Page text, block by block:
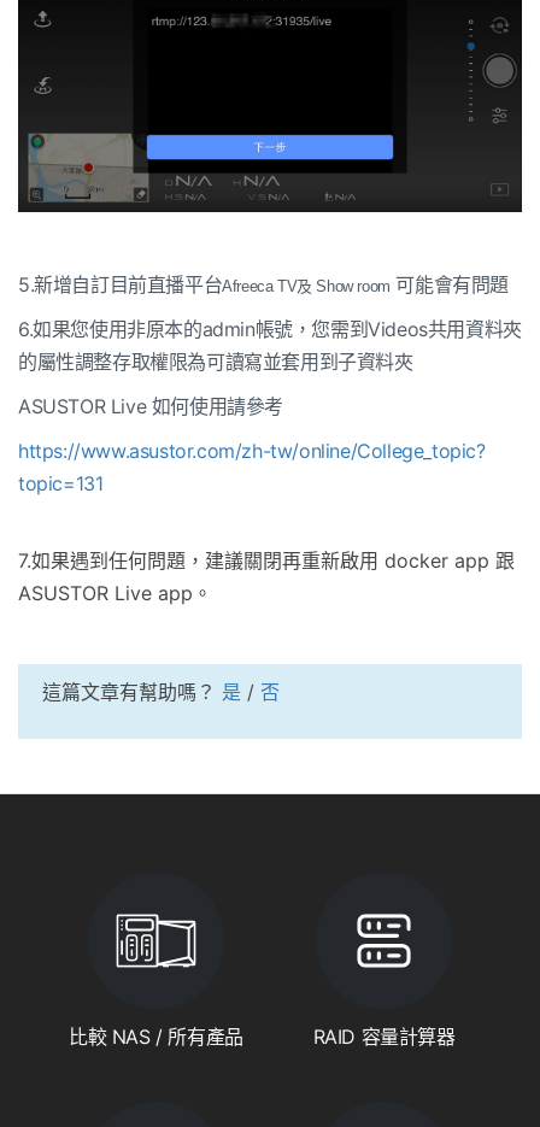
5.新增自訂目前直播平台Afreeca TV及 Show room 可能會有問題
6.如果您使用非原本的admin帳號，您需到Videos共用資料夾
的屬性調整存取權限為可讀寫並套用到子資料夾
ASUSTOR Live 如何使用請參考
https://www.asustor.com/zh-tw/online/College_topic?
topic=131
7.如果遇到任何問題，建議關閉再重新啟用 docker app 跟
ASUSTOR Live app。
這篇文章有幫助嗎？ 是 / 否
比較 NAS / 所有產品 RAID 容量計算器